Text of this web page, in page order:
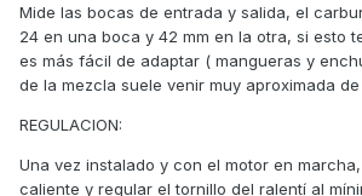
Mide las bocas de entrada y salida, el
24 en una boca y 42 mm en la otra, si esto
es más fácil de adaptar ( mangueras y
de la mezcla suele venir muy aproximada
REGULACION:
Una vez instalado y con el motor en
caliente y regular el tornillo del ralentí al